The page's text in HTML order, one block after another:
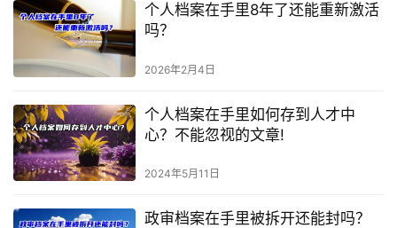
个人档案在手里8年了还能重新激活
吗？
2026年2月4日
个人档案在手里如何存到人才中
心？不能忽视的文章!
2024年5月11日
政审档案在手里被拆开还能封吗？